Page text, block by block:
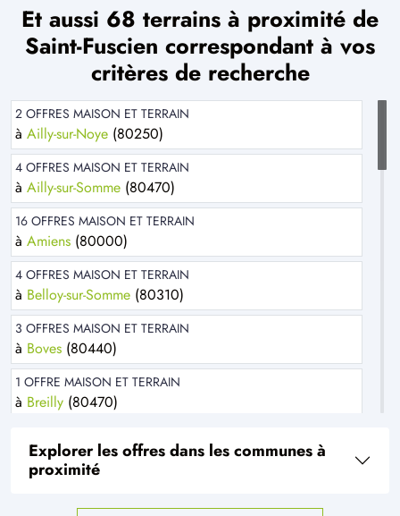
Et aussi 68 terrains à proximité de
Saint-Fuscien correspondant à vos
critères de recherche
2 OFFRES MAISON ET TERRAIN
à Ailly-sur-Noye (80250)
4 OFFRES MAISON ET TERRAIN
à Ailly-sur-Somme (80470)
16 OFFRES MAISON ET TERRAIN
à Amiens (80000)
4 OFFRES MAISON ET TERRAIN
à Belloy-sur-Somme (80310)
3 OFFRES MAISON ET TERRAIN
à Boves (80440)
1 OFFRE MAISON ET TERRAIN
à Breilly (80470)
Chaussoy-Epagny(80250)
(80160)
Explorer les offres dans les communes à
proximité